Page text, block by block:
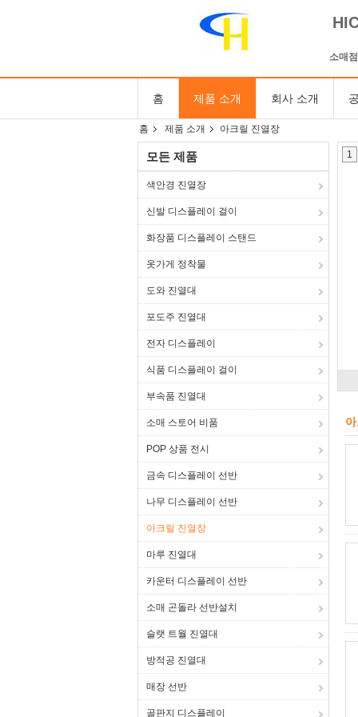
소매
홈 제품 소개 회사 소개
홈 제품 소개 아크릴 진열장
모든 제품
색안경 진열장
신발 디스플레이 걸이
화장품 디스플레이 스탠드
옷가게 정착물
도와 진열대
포도주 진열대
전자 디스플레이
식품 디스플레이 걸이
부속품 진열대
소매 스토어 비품
POP 상품 전시
금속 디스플레이 선반
나무 디스플레이 선반
아크릴 진열장
마루 진열대
카운터 디스플레이 선반
소매 곤돌라 선반설치
슬랫 트월 진열대
방적공 진열대
매장 선반
골판지 디스플레이
1